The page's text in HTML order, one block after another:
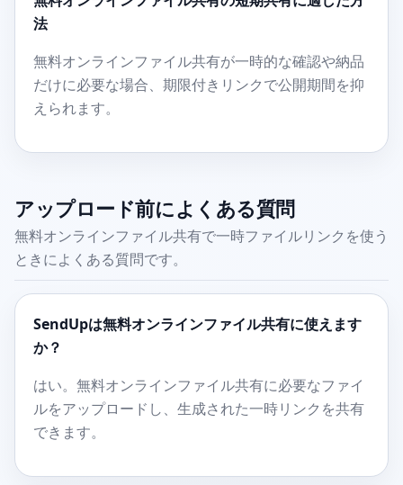
法
無料オンラインファイル共有が一時的な確認や納品
だけに必要な場合、期限付きリンクで公開期間を抑
えられます。
アップロード前によくある質問
無料オンラインファイル共有で一時ファイルリンクを使う
ときによくある質問です。
SendUpは無料オンラインファイル共有に使えます
か？
はい。無料オンラインファイル共有に必要なファイ
ルをアップロードし、生成された一時リンクを共有
できます。